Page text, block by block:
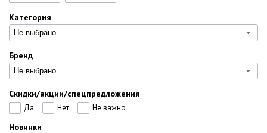
Категория
Не выбрано
Бренд
Не выбрано
Скидки/акции/спецпредложения
Да Нет Не важно
Новинки